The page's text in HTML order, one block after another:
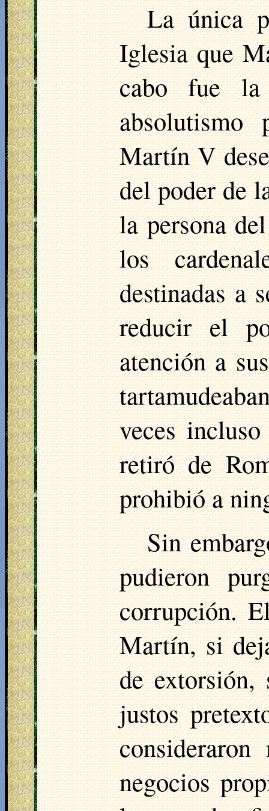
La única
Iglesia que
cabo fue la
Martín V
del poder de
la persona
los
destinadas a
reducir el
atención a
veces
retiró de
prohibió a
Sin
pudieron
corrupción.
Martín, si
de extorsión,
justos
negocios